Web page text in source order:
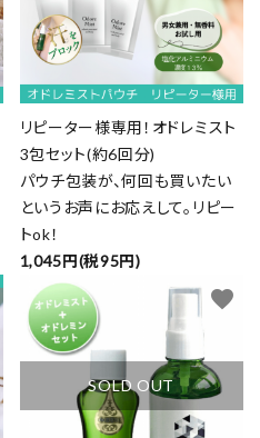
リピーター様専用！オドレミスト
3包セット(約6回分)
パウチ包装が、何回も買いたい
というお声にお応えして。リピー
トok！
1,045円(税95円)
SOLD OUT
favorite